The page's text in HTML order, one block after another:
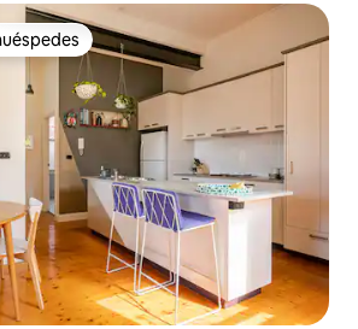
preferido